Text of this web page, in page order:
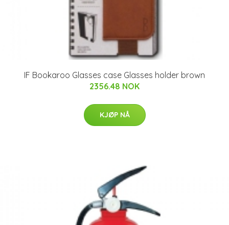
IF Bookaroo Glasses case Glasses holder brown
2356.48 NOK
KJØP NÅ